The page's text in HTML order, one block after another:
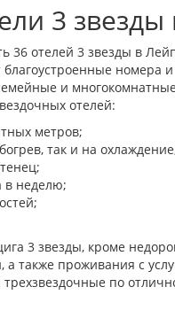
3
36 отелей 3 звезды в
и
отелей:
метров;
так и на
в неделю;
3 звезды, кроме
а также проживания с
по